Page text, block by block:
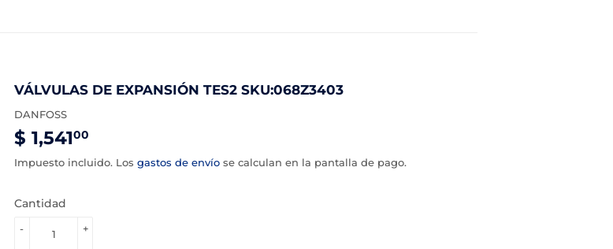
VÁLVULAS DE EXPANSIÓN TES2 SKU:068Z3403
DANFOSS
$ 1,54100
1,541.00
Impuesto incluido. Los gastos de envío se calculan en la pantalla de pago.
Cantidad
+
-